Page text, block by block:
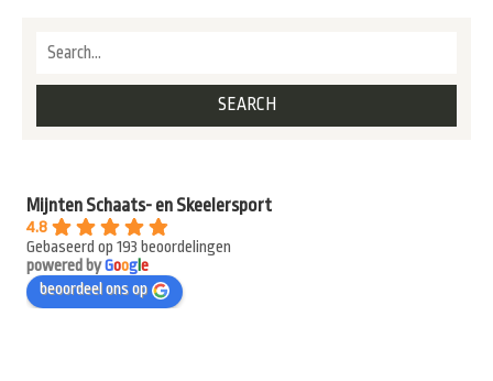
Mijnten Schaats- en Skeelersport
4.8
Gebaseerd op 193 beoordelingen
powered byGoogle
beoordeel ons op